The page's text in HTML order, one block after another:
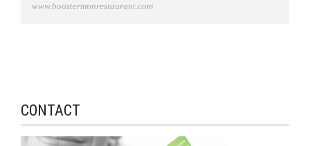
www.boostermonrestaurant.com
CONTACT